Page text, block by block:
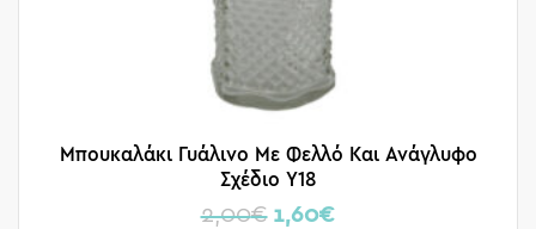
Μπουκαλάκι Γυάλινο Με Φελλό Και Ανάγλυφο
Σχέδιο Υ18
2,00€ 1,60€